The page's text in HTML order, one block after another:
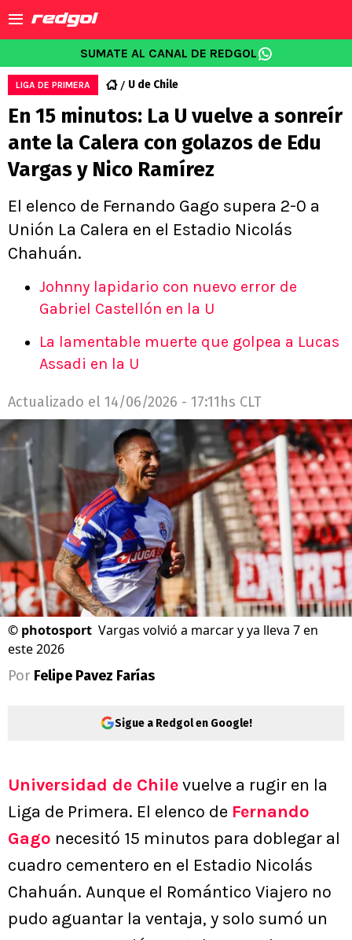
SUMATE AL CANAL DE REDGOL
LIGA DE PRIMERA U de Chile
En 15 minutos: La U vuelve a sonreír
ante la Calera con golazos de Edu
Vargas y Nico Ramírez
El elenco de Fernando Gago supera 2-0 a
Unión La Calera en el Estadio Nicolás
Chahuán.
Johnny lapidario con nuevo error de
Gabriel Castellón en la U
La lamentable muerte que golpea a Lucas
Assadi en la U
Actualizado el 14/06/2026 - 17:11hs CLT
© photosport Vargas volvió a marcar y ya lleva 7 en
este 2026
Por Felipe Pavez Farías
Sigue a Redgol en Google!
Universidad de Chilevuelve a rugir en la
Liga de Primera. El elenco de Fernando
Gago necesitó 15 minutos para doblegar al
cuadro cementero en el Estadio Nicolás
Chahuán. Aunque el Romántico Viajero no
pudo aguantar la ventaja, y solo sumó un